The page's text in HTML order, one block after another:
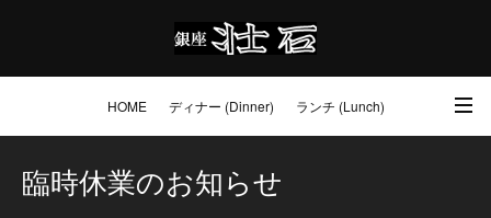
HOME ディナー (Dinner) ランチ (Lunch)
臨時休業のお知らせ